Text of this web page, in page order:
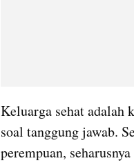
Keluarga sehat adalah
soal tanggung jawab.
perempuan,